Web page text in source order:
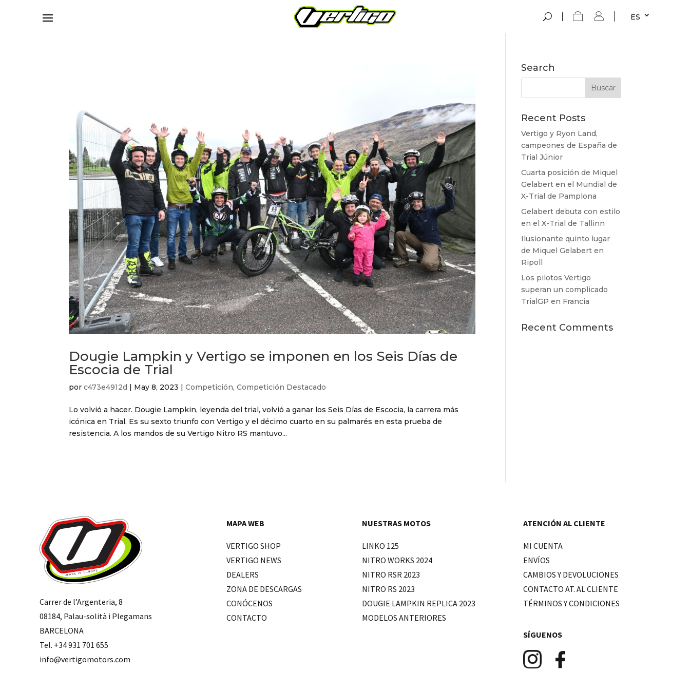
ES
Dougie Lampkin y Vertigo se imponen en los Seis Días de
Escocia de Trial
porc473e4912d | May 8, 2023 |Competición,Competición Destacado
Lo volvió a hacer. Dougie Lampkin, leyenda del trial, volvió a ganar los Seis Días de Escocia, la carrera más
icónica en Trial. Es su sexto triunfo con Vertigo y el décimo cuarto en su palmarés en esta prueba de
resistencia. A los mandos de su Vertigo Nitro RS mantuvo...
Search
Recent Posts
Vertigo y Ryon Land,
campeones de España de
Trial Júnior
Cuarta posición de Miquel
Gelabert en el Mundial de
X-Trial de Pamplona
Gelabert debuta con estilo
en el X-Trial de Tallinn
Ilusionante quinto lugar
de Miquel Gelabert en
Ripoll
Los pilotos Vertigo
superan un complicado
TrialGP en Francia
Recent Comments
Carrer de l’Argenteria, 8
08184, Palau-solità i Plegamans
BARCELONA
Tel. +34 931 701 655
info@vertigomotors.com
MAPA WEB
VERTIGO SHOP
VERTIGO NEWS
DEALERS
ZONA DE DESCARGAS
CONÓCENOS
CONTACTO
NUESTRAS MOTOS
LINKO 125
NITRO WORKS 2024
NITRO RSR 2023
NITRO RS 2023
DOUGIE LAMPKIN REPLICA 2023
MODELOS ANTERIORES
ATENCIÓN AL CLIENTE
MI CUENTA
ENVÍOS
CAMBIOS Y DEVOLUCIONES
CONTACTO AT. AL CLIENTE
TÉRMINOS Y CONDICIONES
SÍGUENOS